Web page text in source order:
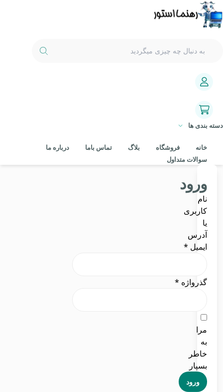
دسته بندی ها
خانه فروشگاه بلاگ تماس باما
درباره ما
سوالات متداول
ورود
نام
کاربری
یا
آدرس
ایمیل *
گذرواژه *
مرا
به
خاطر
بسپار
ورود